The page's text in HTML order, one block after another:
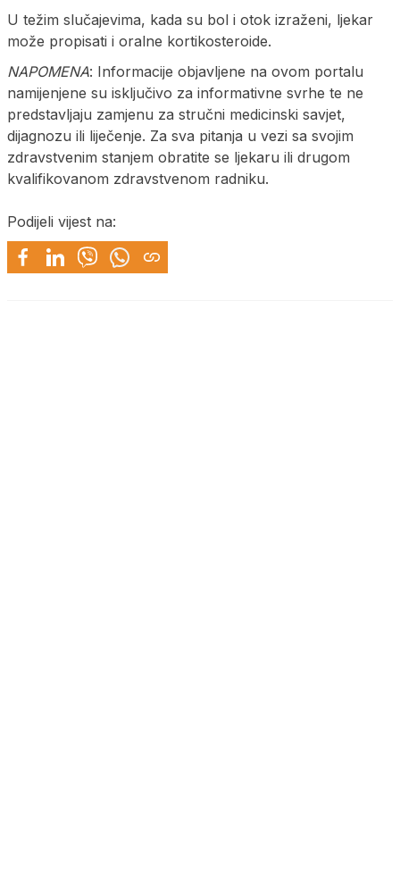
U težim slučajevima, kada su bol i otok izraženi, ljekar
može propisati i oralne kortikosteroide.
NAPOMENA: Informacije objavljene na ovom portalu
namijenjene su isključivo za informativne svrhe te ne
predstavljaju zamjenu za stručni medicinski savjet,
dijagnozu ili liječenje. Za sva pitanja u vezi sa svojim
zdravstvenim stanjem obratite se ljekaru ili drugom
kvalifikovanom zdravstvenom radniku.
Podijeli vijest na: